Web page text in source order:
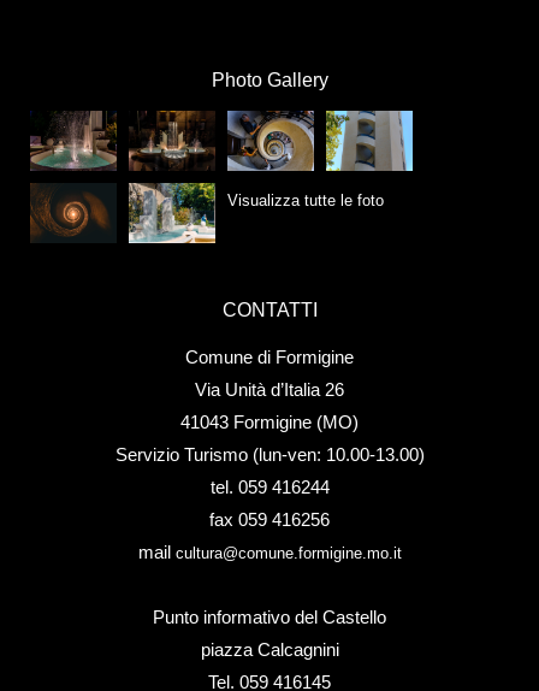
Photo Gallery
Visualizza tutte le foto
CONTATTI
Comune di Formigine
Via Unità d’Italia 26
41043 Formigine (MO)
Servizio Turismo (lun-ven: 10.00-13.00)
tel. 059 416244
fax 059 416256
mail cultura@comune.formigine.mo.it
Punto informativo del Castello
piazza Calcagnini
Tel. 059 416145